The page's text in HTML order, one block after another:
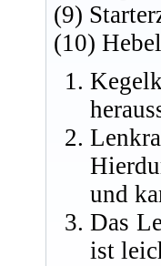
(9)
(10)
und
Das
ist